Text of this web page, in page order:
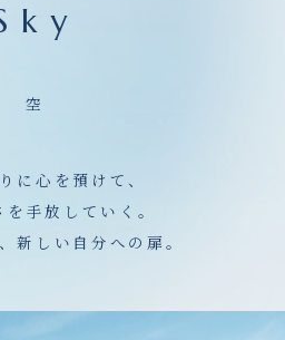
空
に心を預けて、
手放していく。
新しい自分への扉。